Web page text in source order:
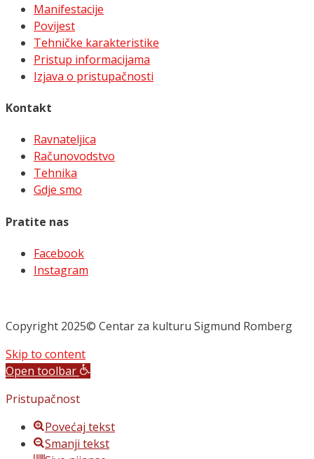
Manifestacije
Povijest
Tehničke karakteristike
Pristup informacijama
Izjava o pristupačnosti
Kontakt
Ravnateljica
Računovodstvo
Tehnika
Gdje smo
Pratite nas
Facebook
Instagram
Copyright 2025© Centar za kulturu Sigmund Romberg
Skip to content
Open toolbar
Pristupačnost
Povećaj tekst
Smanji tekst